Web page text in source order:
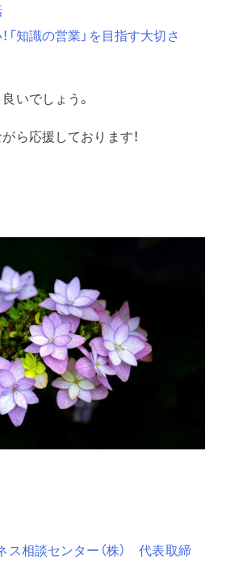
「知識の営業」を目指す大切さ
いでしょう。
ら応援しております！
ス相談センター（株） 代表取締